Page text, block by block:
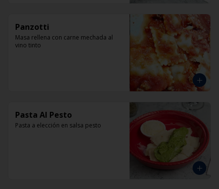
Panzotti
Masa rellena con carne mechada al
vino tinto
Pasta Al Pesto
Pasta a elección en salsa pesto